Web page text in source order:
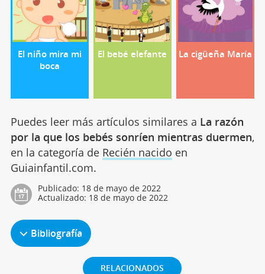
El niño mira mi
boca
El bebé elefante La cigüeña María
Puedes leer más artículos similares a La razón
por la que los bebés sonríen mientras duermen,
en la categoría de Recién nacido en
Guiainfantil.com.
Publicado: 18 de mayo de 2022
Actualizado: 18 de mayo de 2022
Bibliografía
RELACIONADOS